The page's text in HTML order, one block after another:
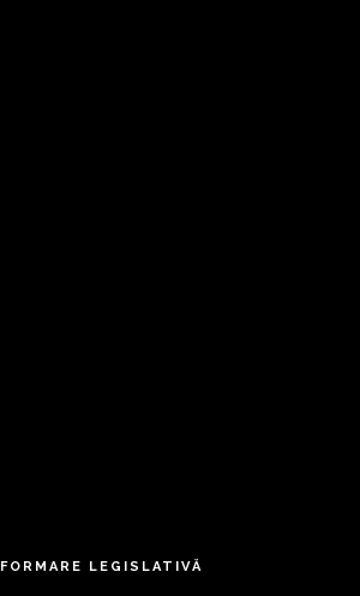
LEGISLATIVĂ